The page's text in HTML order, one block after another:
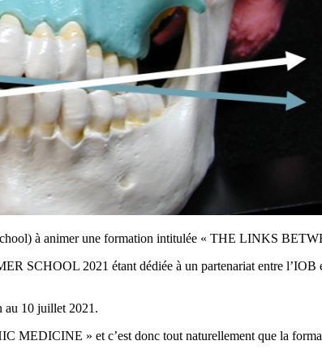
à animer une formation intitulée « THE LINKS
SCHOOL 2021 étant dédiée à un partenariat entre
au 10 juillet 2021.
» et c’est donc tout naturellement que la